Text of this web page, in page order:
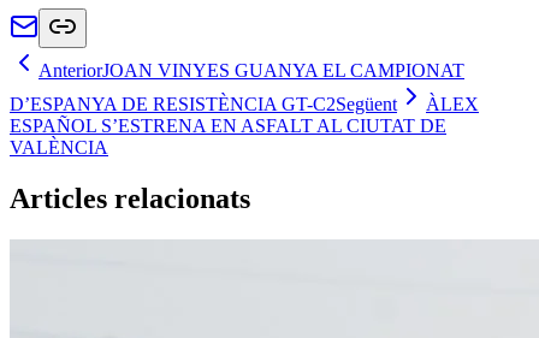
AnteriorJOAN VINYES GUANYA EL CAMPIONAT
D’ESPANYA DE RESISTÈNCIA GT-C2Següent
ÀLEX
ESPAÑOL S’ESTRENA EN ASFALT AL CIUTAT DE
VALÈNCIA
Articles relacionats